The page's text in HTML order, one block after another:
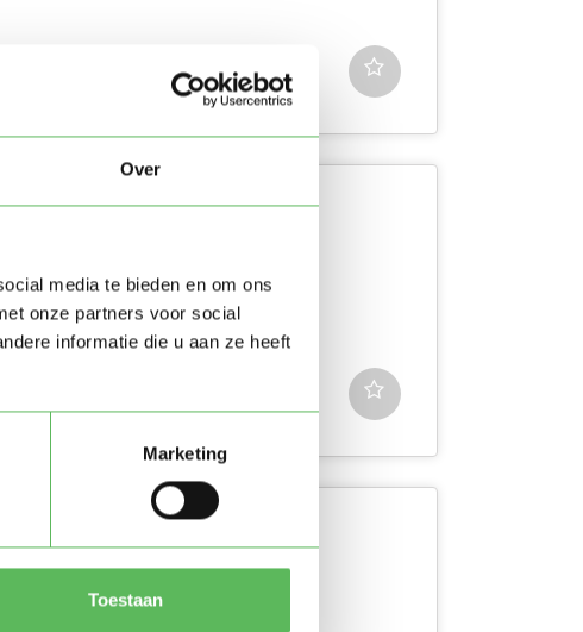
Over
media te bieden en om ons
onze partners voor social
informatie die u aan ze heeft
Marketing
Toestaan
belangrijk...
veel ervarin...